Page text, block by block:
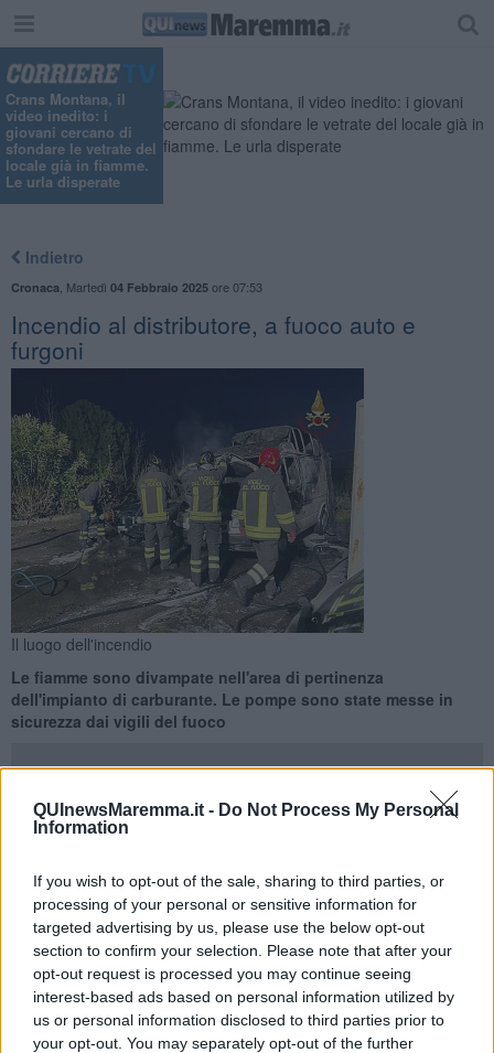
QUInewsMaremma.it - Do Not Process My Personal
Information
If you wish to opt-out of the sale, sharing to third parties, or
processing of your personal or sensitive information for
targeted advertising by us, please use the below opt-out
section to confirm your selection. Please note that after your
opt-out request is processed you may continue seeing
interest-based ads based on personal information utilized by
us or personal information disclosed to third parties prior to
your opt-out. You may separately opt-out of the further
Crans Montana, il
video inedito: i
giovani cercano di
sfondare le vetrate del
locale già in fiamme.
Le urla disperate
Indietro
Cronaca Martedì 04 Febbraio 2025ore 07:53
Incendio al distributore, a fuoco auto e
furgoni
Il luogo dell'incendio
Le fiamme sono divampate nell'area di pertinenza
dell'impianto di carburante. Le pompe sono state messe in
sicurezza dai vigili del fuoco
Follonica dove sono accorsi i vigili del fuoco del distaccamento
locale e del comando di Grosseto. E' successo sulla vecchia
Aurelia in località Prato Ranieri.
Le fiamme hanno avvolto due autofurgoni e un'autovettura che si
trovavano nell'area di sosta dell'impianto.